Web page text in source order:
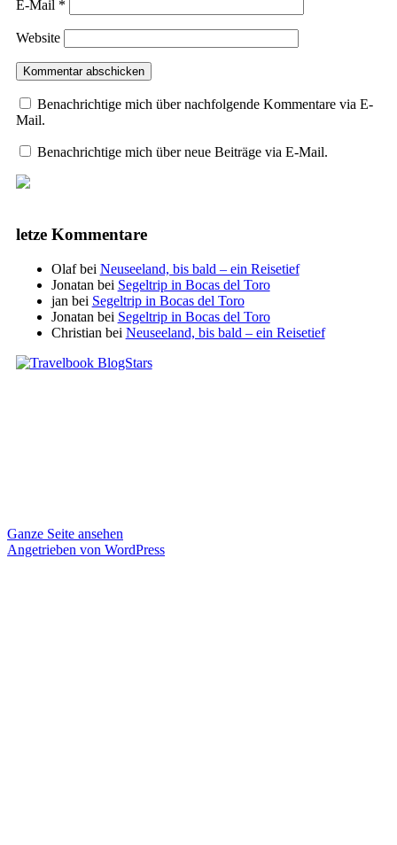
E-Mail *
Website
Benachrichtige mich über nachfolgende Kommentare via E-
Mail.
Benachrichtige mich über neue Beiträge via E-Mail.
letze Kommentare
Olafbei Neuseeland, bis bald – ein Reisetief
Jonatan bei Segeltrip in Bocas del Toro
jan bei Segeltrip in Bocas del Toro
Jonatan bei Segeltrip in Bocas del Toro
Christian bei Neuseeland, bis bald – ein Reisetief
Ganze Seite ansehen
Angetrieben von WordPress